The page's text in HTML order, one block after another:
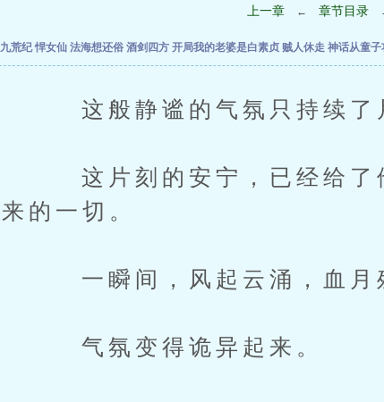
上一章 ← 章节目录
九荒纪悍女仙 法海想还俗 酒剑四方 开局我的老婆是白素贞 贼人休走 神话从童子
这般静谧的气氛只持续了
这片刻的安宁，已经给了他
来的一切。
一瞬间，风起云涌，血月
气氛变得诡异起来。